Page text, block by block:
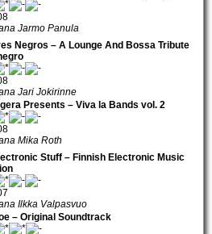
Jarmo Panula
Negros – A Lounge And Bossa Tribute
Jari Jokirinne
Presents – Viva la Bands vol. 2
Mika Roth
Stuff – Finnish Electronic Music
Ilkka Valpasvuo
– Original Soundtrack